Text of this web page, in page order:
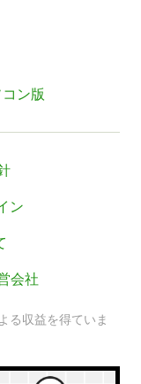
ン版
ン
会社
る収益を得ていま